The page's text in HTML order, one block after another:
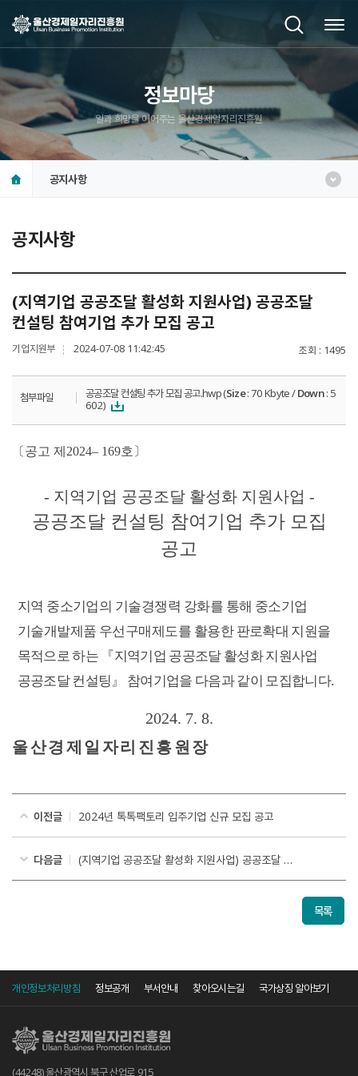
정보마당
일과 희망을 이어주는 울산경제일자리진흥원
공지사항
공지사항
(지역기업 공공조달 활성화 지원사업) 공공조달
컨설팅 참여기업 추가 모집 공고
조회 1495
기업지원부 2024-07-08 11:42:45
첨부파일 공공조달 컨설팅 추가 모집 공고.hwp (Size: 70 Kbyte /Down: 5
602)
〔 공고 제 2024– 169호 〕
- 지역기업 공공조달 활성화 지원사업 -
공공조달 컨설팅 참여기업 추가 모집
공고
지역 중소기업의 기술경쟁력 강화를 통해 중소기업
기술개발제품 우선구매제도를 활용한 판로확대 지원을
목적으로 하는
『지역기업 공공조달 활성화 지원사업
공공조달 컨설팅』 참여기업을 다음과 같이 모집합니다.
2024. 7. 8.
울산경제일자리진흥원장
이전글 2024년 톡톡팩토리 입주기업 신규 모집 공고
다음글 (지역기업 공공조달 활성화 지원사업) 공공조달 컨설팅 선정기업 공고
목록
개인정보처리방침 정보공개 부서안내 찾아오시는길 국가상징 알아보기
(44248) 울산광역시 북구 산업로 915